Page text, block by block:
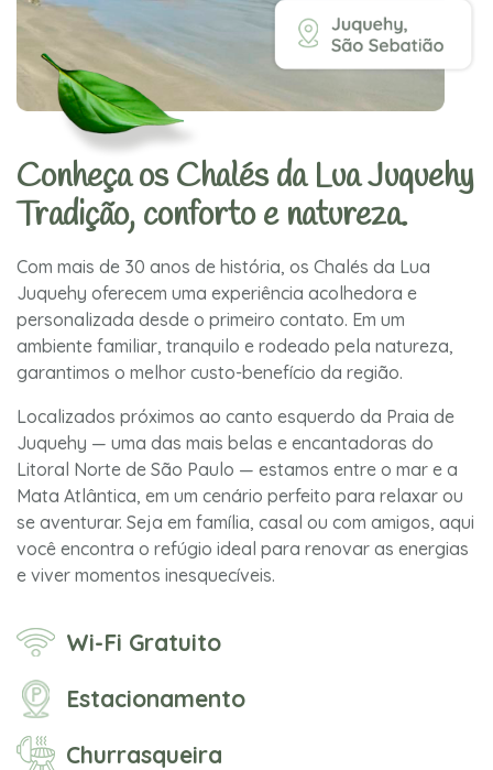
Conheça os Chalés da Lua Juquehy
Tradição, conforto e natureza.
Com mais de 30 anos de história, os Chalés da Lua
Juquehy oferecem uma experiência acolhedora e
personalizada desde o primeiro contato. Em um
ambiente familiar, tranquilo e rodeado pela natureza,
garantimos o melhor custo-benefício da região.
Localizados próximos ao canto esquerdo da Praia de
Juquehy — uma das mais belas e encantadoras do
Litoral Norte de São Paulo — estamos entre o mar e a
Mata Atlântica, em um cenário perfeito para relaxar ou
se aventurar. Seja em família, casal ou com amigos, aqui
você encontra o refúgio ideal para renovar as energias
e viver momentos inesquecíveis.
Wi-Fi Gratuito
Estacionamento
Churrasqueira